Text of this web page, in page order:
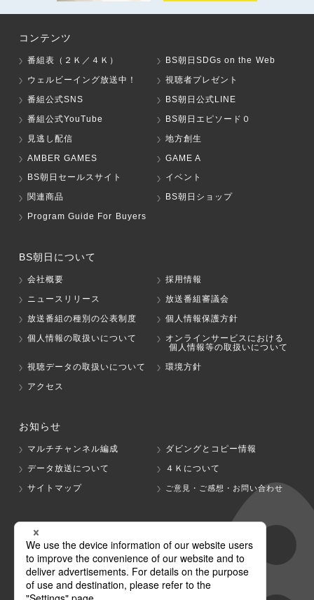
コンテンツ
番組表（２Ｋ／４Ｋ）
BS朝日SDGs on the Web
ウェルビーイング放送中！
視聴者プレゼント
番組公式SNS
BS朝日公式LINE
番組公式YouTube
BS朝日エピソード０
見逃し配信
地方創生
AMBER GAMES
GAME A
BS朝日セールスサイト
イベント
関連商品
BS朝日ショップ
Program Guide For Buyers
BS朝日について
会社概要
採用情報
ニュースリリース
放送番組審議会
放送番組の種別の公表制度
個人情報保護方針
個人情報の取扱いについて
オンラインサービスにおける
個人情報等の取扱いについて
視聴データの取扱いについて
環境方針
アクセス
お知らせ
マルチチャンネル編成
ダビングとコピー情報
データ放送について
４Ｋについて
サイトマップ
ご意見・ご感想・お問い合わせ
グループ会社
テレビ朝日 テレ朝チャンネル